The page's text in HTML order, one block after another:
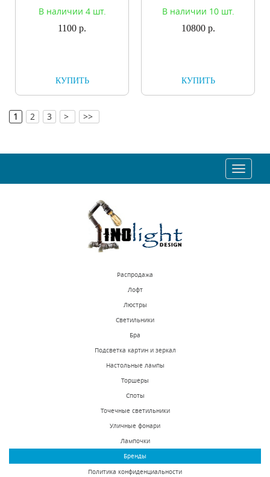
В наличии 4 шт.
1100 р.
КУПИТЬ
В наличии 10 шт.
10800 р.
КУПИТЬ
1 2 3 > >>
Toggle
Распродажа
Лофт
Люстры
Светильники
Бра
Подсветка картин и зеркал
Настольные лампы
Торшеры
Споты
Точечные светильники
Уличные фонари
Лампочки
Бренды
Политика конфиденциальности